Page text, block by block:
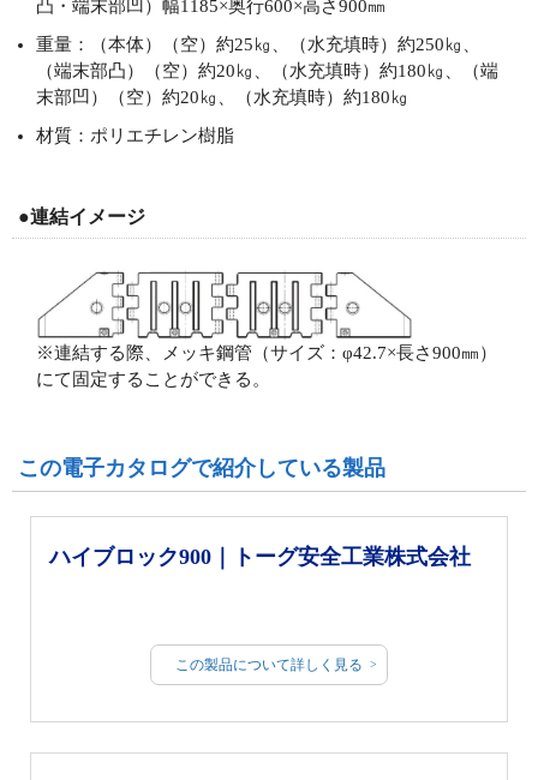
凸・端末部凹）幅1185×奥行600×高さ900㎜
重量：（本体）（空）約25㎏、（水充填時）約250㎏、
（端末部凸）（空）約20㎏、（水充填時）約180㎏、（端
末部凹）（空）約20㎏、（水充填時）約180㎏
材質：ポリエチレン樹脂
●連結イメージ
※連結する際、メッキ鋼管（サイズ：φ42.7×長さ900㎜）
にて固定することができる。
この電子カタログで紹介している製品
ハイブロック900｜トーグ安全工業株式会社
この製品について詳しく見る